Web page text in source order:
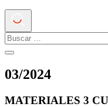
03/2024
MATERIALES 3